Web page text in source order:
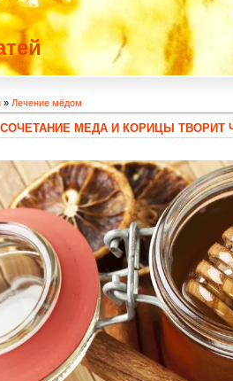
» Лечение мёдом
МЕДА И КОРИЦЫ ТВОРИТ